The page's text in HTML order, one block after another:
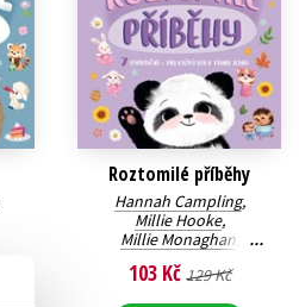
Roztomilé příběhy
Hannah Campling,
Millie Hooke,
Millie Monaghan,
James Phoenix
103 Kč 129 Kč